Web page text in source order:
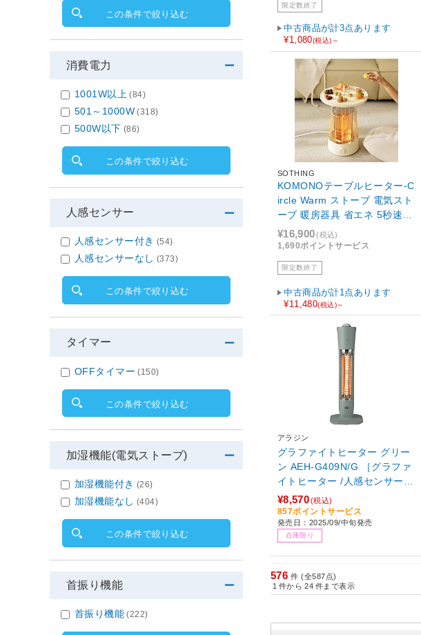
限定数終了
中古商品が計3点あります
¥1,080(税込)～
SOTHING
KOMONOテーブルヒーター-C
ircle Warm ストーブ 電気スト
ーブ 暖房器具 省エネ 5秒速暖
360°暖房 電気ヒーター 小型
転倒オフ 安全 セラミックファ
ンヒーター ファンヒー アプリ
コット KMN-H24W1-JP
¥16,900(税込)
1,690ポイントサービス
限定数終了
中古商品が計1点あります
¥11,480(税込)～
アラジン
グラファイトヒーター グリー
ン AEH-G409N/G ［グラファ
イトヒーター /人感センサーな
し］
¥8,570(税込)
857ポイントサービス
発売日：2025/09/中旬発売
在庫限り
576 件 (全587点)
1 件から 24 件まで表示
この条件で絞り込む
消費電力
1001W以上 (84)
501～1000W (318)
500W以下 (86)
この条件で絞り込む
人感センサー
人感センサー付き (54)
人感センサーなし (373)
この条件で絞り込む
タイマー
OFFタイマー (150)
この条件で絞り込む
加湿機能(電気ストーブ)
加湿機能付き (26)
加湿機能なし (404)
この条件で絞り込む
首振り機能
首振り機能 (222)